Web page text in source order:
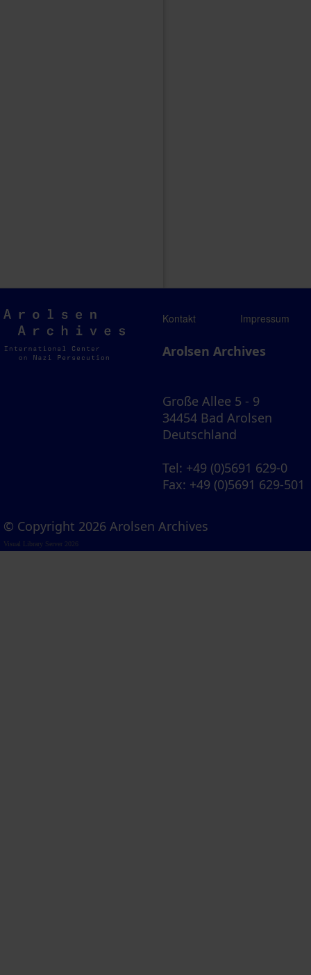
Arolsen
Archives
Kontakt Impressum
Arolsen Archives
Große Allee 5 - 9
34454 Bad Arolsen
Deutschland
Tel: +49 (0)5691 629-0
Fax: +49 (0)5691 629-501
© Copyright 2026 Arolsen Archives
Visual Library Server 2026